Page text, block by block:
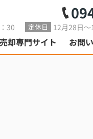
30 定休日 12月28日
売却専門サイト お問